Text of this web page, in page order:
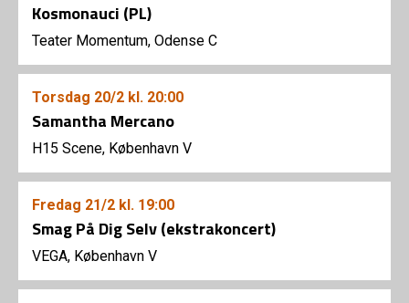
Kosmonauci (PL)
Teater Momentum, Odense C
Torsdag 20/2 kl. 20:00
Samantha Mercano
H15 Scene, København V
Fredag 21/2 kl. 19:00
Smag På Dig Selv (ekstrakoncert)
VEGA, København V